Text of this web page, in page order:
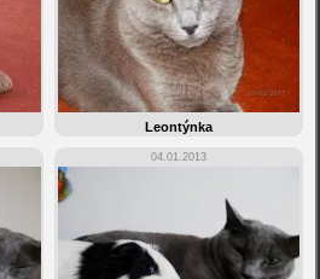
Leontýnka
04.01.2013